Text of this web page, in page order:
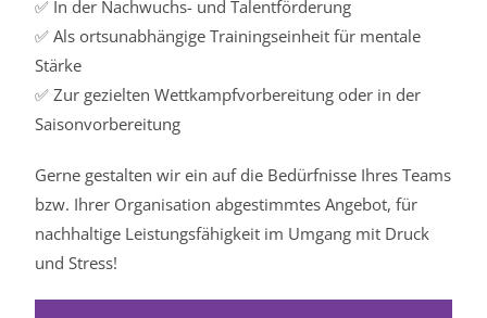
✅ In der Nachwuchs- und Talentförderung
✅ Als ortsunabhängige Trainingseinheit für mentale
Stärke
✅ Zur gezielten Wettkampfvorbereitung oder in der
Saisonvorbereitung
Gerne gestalten wir ein auf die Bedürfnisse Ihres Teams
bzw. Ihrer Organisation abgestimmtes Angebot, für
nachhaltige Leistungsfähigkeit im Umgang mit Druck
und Stress!